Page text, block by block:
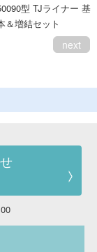
型 TJライナー 基
＆増結セット
next